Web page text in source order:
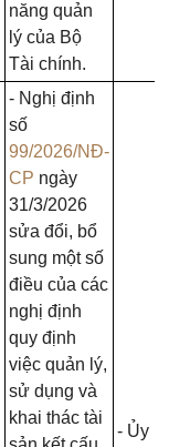
năng quản
lý của Bộ
Tài chính.
- Nghị định
số
99/2026/NĐ-
CP ngày
31/3/2026
sửa đổi, bổ
sung một số
điều của các
nghị định
quy định
việc quản lý,
sử dụng và
khai thác tài
- Ủy